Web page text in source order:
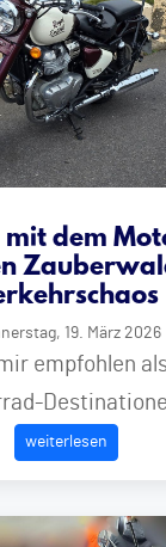
mit dem
19. März 2026
empfohlen
weiterlesen